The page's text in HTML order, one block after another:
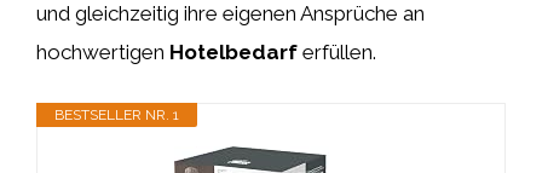
und gleichzeitig ihre eigenen Ansprüche an
hochwertigen Hotelbedarf erfüllen.
BESTSELLER NR. 1